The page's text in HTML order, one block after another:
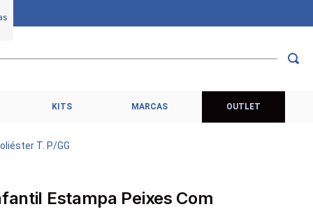
KITS MARCAS OUTLET
T. P/GG
Estampa Peixes Com